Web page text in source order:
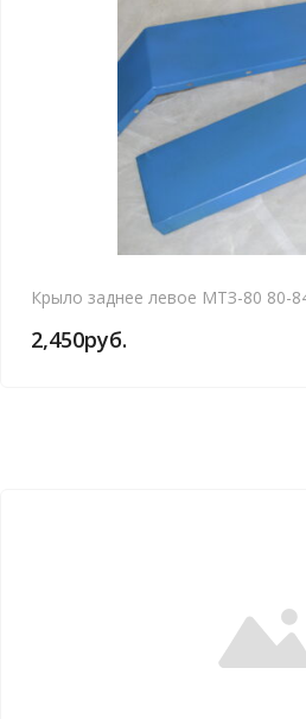
Крыло заднее левое МТЗ-80 80-
2,450руб.